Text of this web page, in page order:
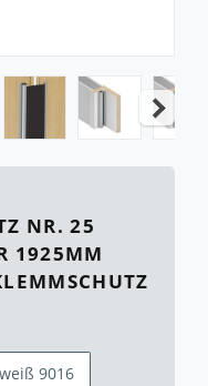
NR. 25
1925MM
9016